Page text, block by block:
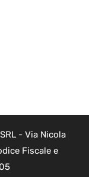
- Via Nicola
Fiscale e